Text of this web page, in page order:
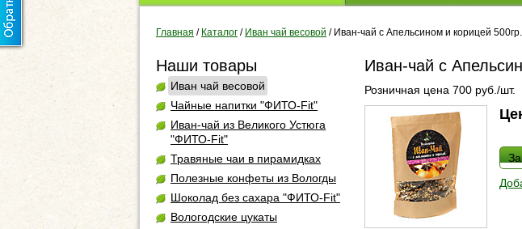
Главная / Каталог / Иван чай весовой / Иван-чай с Апельсином и корицей 500гр.
Наши товары
Иван чай весовой
Чайные напитки "ФИТО-Fit"
Иван-чай из Великого Устюга
"ФИТО-Fit"
Травяные чаи в пирамидках
Полезные конфеты из Вологды
Шоколад без сахара "ФИТО-Fit"
Вологодские цукаты
Иван-чай с
Розничная цена 700 руб./шт.